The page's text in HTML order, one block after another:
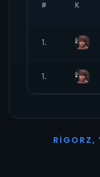
# K
1.
1.
R I G O R Z,